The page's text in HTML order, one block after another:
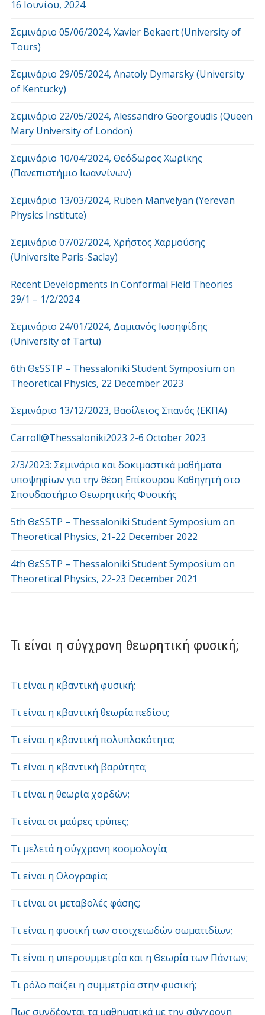
16 Ιουνίου, 2024
Σεμινάριο 05/06/2024, Xavier Bekaert (University of
Tours)
Σεμινάριο 29/05/2024, Anatoly Dymarsky (University
of Kentucky)
Σεμινάριο 22/05/2024, Alessandro Georgoudis (Queen
Mary University of London)
Σεμινάριο 10/04/2024, Θεόδωρος Χωρίκης
(Πανεπιστήμιο Ιωαννίνων)
Σεμινάριο 13/03/2024, Ruben Manvelyan (Yerevan
Physics Institute)
Σεμινάριο 07/02/2024, Χρήστος Χαρμούσης
(Universite Paris-Saclay)
Recent Developments in Conformal Field Theories
29/1 – 1/2/2024
Σεμινάριο 24/01/2024, Δαμιανός Ιωσηφίδης
(University of Tartu)
6th ΘεSSTP – Thessaloniki Student Symposium on
Theoretical Physics, 22 December 2023
Σεμινάριο 13/12/2023, Βασίλειος Σπανός (ΕΚΠΑ)
Carroll@Thessaloniki2023 2-6 October 2023
2/3/2023: Σεμινάρια και δοκιμαστικά μαθήματα
υποψηφίων για την θέση Επίκουρου Καθηγητή στο
Σπουδαστήριο Θεωρητικής Φυσικής
5th ΘεSSTP – Thessaloniki Student Symposium on
Theoretical Physics, 21-22 December 2022
4th ΘεSSTP – Thessaloniki Student Symposium on
Theoretical Physics, 22-23 December 2021
Τι είναι η σύγχρονη θεωρητική φυσική;
Τι είναι η κβαντική φυσική;
Τι είναι η κβαντική θεωρία πεδίου;
Τι είναι η κβαντική πολυπλοκότητα;
Τι είναι η κβαντική βαρύτητα;
Τι είναι η θεωρία χορδών;
Τι είναι οι μαύρες τρύπες;
Τι μελετά η σύγχρονη κοσμολογία;
Τι είναι η Ολογραφία;
Τι είναι οι μεταβολές φάσης;
Τι είναι η φυσική των στοιχειωδών σωματιδίων;
Τι είναι η υπερσυμμετρία και η Θεωρία των Πάντων;
Τι ρόλο παίζει η συμμετρία στην φυσική;
Πως συνδέονται τα μαθηματικά με την σύγχρονη